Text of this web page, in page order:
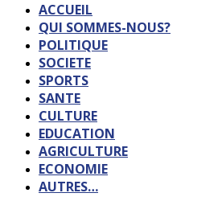
ACCUEIL
QUI SOMMES-NOUS?
POLITIQUE
SOCIETE
SPORTS
SANTE
CULTURE
EDUCATION
AGRICULTURE
ECONOMIE
AUTRES…